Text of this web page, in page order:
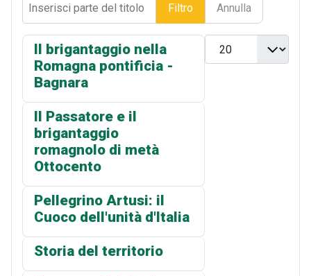
Filtro Annulla
Visualizza n.
Il brigantaggio nella
Romagna pontificia -
Bagnara
Il Passatore e il
brigantaggio
romagnolo di metà
Ottocento
Pellegrino Artusi: il
Cuoco dell'unità d'Italia
Storia del territorio